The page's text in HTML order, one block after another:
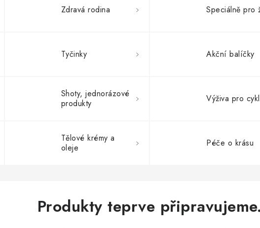
Zdravá rodina Speciálně pro
Tyčinky Akční balíčky
Shoty, jednorázové
produkty
Výživa pro
Tělové krémy a
oleje
Péče o krásu
Produkty teprve